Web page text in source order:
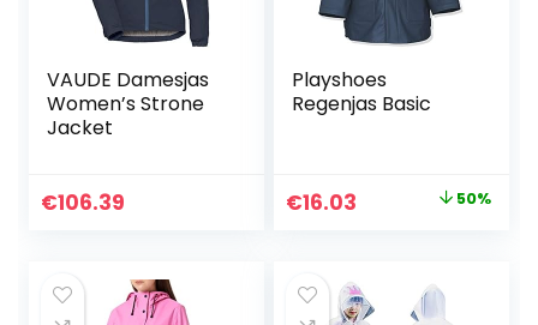
VAUDE Damesjas
Women’s Strone
Jacket
€106.39
Playshoes
Regenjas Basic
Original
€31.99.
€16.03 Current
€16.03.
50%